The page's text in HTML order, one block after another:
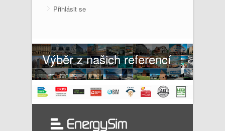
Přihlásit se
Výběr z našich referencí